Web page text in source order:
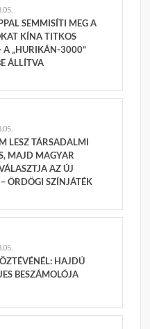
SEMMISÍTI MEG A
KÍNA TITKOS
A „HURIKÁN-3000”
ÁLLÍTVA
LESZ TÁRSADALMI
MAJD MAGYAR
AZ ÚJ
ÖRDÖGI SZÍNJÁTÉK
HAJDÚ
BESZÁMOLÓJA